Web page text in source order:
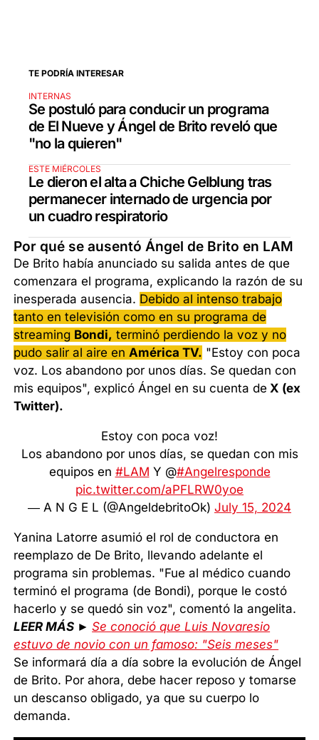
TE PODRÍA INTERESAR
INTERNAS
Se postuló para conducir un programa
de El Nueve y Ángel de Brito reveló que
"no la quieren"
ESTE MIÉRCOLES
Le dieron el alta a Chiche Gelblung tras
permanecer internado de urgencia por
un cuadro respiratorio
Por qué se ausentó Ángel de Brito en LAM
De Brito había anunciado su salida antes de que
comenzara el programa, explicando la razón de su
inesperada ausencia. Debido al intenso trabajo
tanto en televisión como en su programa de
streaming Bondi, terminó perdiendo la voz y no
pudo salir al aire enAmérica TV. "Estoy con poca
voz. Los abandono por unos días. Se quedan con
mis equipos", explicó Ángel en su cuenta de X (ex
Twitter).
Estoy con poca voz!
Los abandono por unos días, se quedan con mis
equipos en #LAM Y @#Angelresponde
pic.twitter.com/aPFLRW0yoe
— A N G E L (@AngeldebritoOk) July 15, 2024
Yanina Latorre asumió el rol de conductora en
reemplazo de De Brito, llevando adelante el
programa sin problemas. "Fue al médico cuando
terminó el programa (de Bondi), porque le costó
hacerlo y se quedó sin voz", comentó la angelita.
LEER MÁS ►Se conoció que Luis Novaresio
estuvo de novio con un famoso: "Seis meses"
Se informará día a día sobre la evolución de Ángel
de Brito. Por ahora, debe hacer reposo y tomarse
un descanso obligado, ya que su cuerpo lo
demanda.